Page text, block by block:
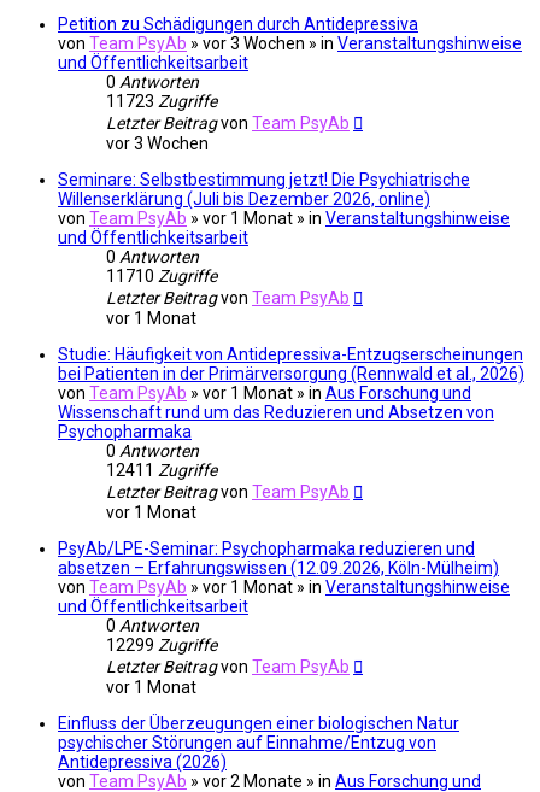
Petition zu Schädigungen durch Antidepressiva
von Team PsyAb » vor 3 Wochen » in Veranstaltungshinweise
und Öffentlichkeitsarbeit
0 Antworten
11723 Zugriffe
Letzter Beitragvon Team PsyAb
vor 3 Wochen
Seminare: Selbstbestimmung jetzt! Die Psychiatrische
Willenserklärung (Juli bis Dezember 2026, online)
von Team PsyAb » vor 1 Monat » in Veranstaltungshinweise
und Öffentlichkeitsarbeit
0 Antworten
11710 Zugriffe
Letzter Beitragvon Team PsyAb
vor 1 Monat
Studie: Häufigkeit von Antidepressiva-Entzugserscheinungen
bei Patienten in der Primärversorgung (Rennwald et al., 2026)
von Team PsyAb » vor 1 Monat » in Aus Forschung und
Wissenschaft rund um das Reduzieren und Absetzen von
Psychopharmaka
0 Antworten
12411 Zugriffe
Letzter Beitragvon Team PsyAb
vor 1 Monat
PsyAb/LPE-Seminar: Psychopharmaka reduzieren und
absetzen – Erfahrungswissen (12.09.2026, Köln-Mülheim)
von Team PsyAb » vor 1 Monat » in Veranstaltungshinweise
und Öffentlichkeitsarbeit
0 Antworten
12299 Zugriffe
Letzter Beitragvon Team PsyAb
vor 1 Monat
Einfluss der Überzeugungen einer biologischen Natur
psychischer Störungen auf Einnahme/Entzug von
Antidepressiva (2026)
von Team PsyAb » vor 2 Monate » in Aus Forschung und